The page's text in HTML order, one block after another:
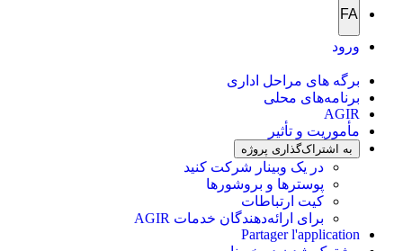
FA
ورود
برگه های مراحل اداری
برنامه‌های محلی
AGIR
مأموریت و تأثیر
به اشتراک‌گذاری پروژه
در یک وبینار شرکت کنید
پوسترها و بروشورها
کیت ارتباطات
برای ارائه‌دهندگان خدمات AGIR
Partager l'application